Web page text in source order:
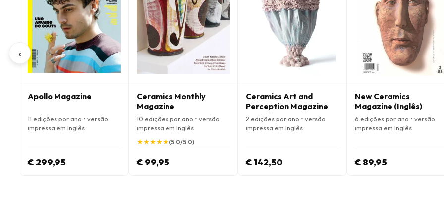
‹
Apollo Magazine
11 edições por ano • versão
impressa em Inglês
€ 299,95
Ceramics Monthly
Magazine
10 edições por ano • versão
impressa em Inglês
★
★★
★★
★★
★★
★(5.0/5.0)
€ 99,95
Ceramics Art and
Perception Magazine
2 edições por ano • versão
impressa em Inglês
€ 142,50
New Ceramics
Magazine (Inglês)
6 edições por ano • versão
impressa em Inglês
€ 89,95